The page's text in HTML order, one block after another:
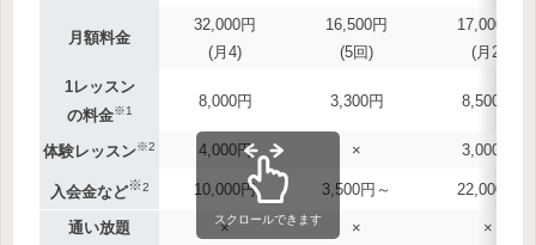
月額料金
32,000円
(月4)
16,500円
(5回)
17,000円
(月2)
1レッスン
の料金※1
8,000円 3,300円 8,500円
体験レッスン※2 4,000円 × 3,000円
入会金など※2 10,000円 3,500円～ 22,000円
通い放題 × ×
×
スクロールできます